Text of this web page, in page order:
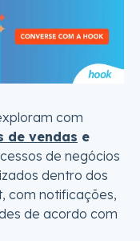
com
de vendas e
de negócios
dentro dos
com notificações,
de acordo com